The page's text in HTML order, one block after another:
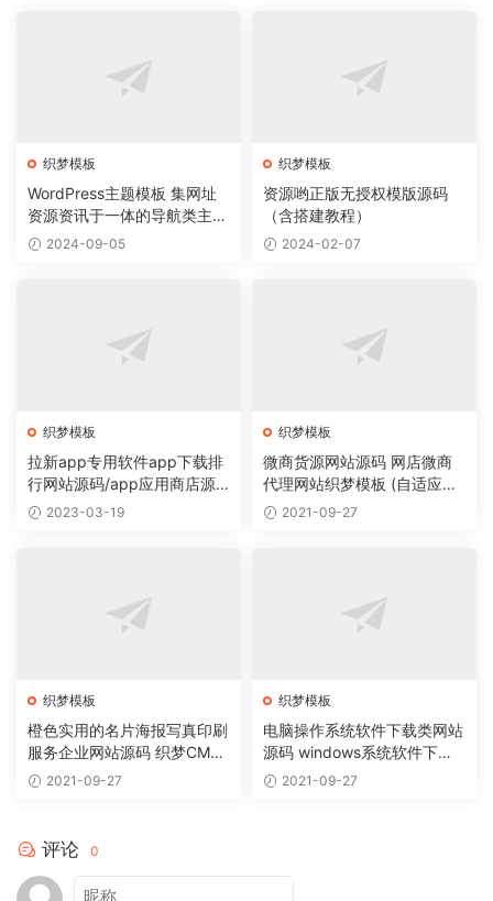
织梦模板
WordPress主题模板 集网址
资源资讯于一体的导航类主题
导航主题垂直行业模板
2024-09-05
织梦模板
资源哟正版无授权模版源码
（含搭建教程）
2024-02-07
织梦模板
拉新app专用软件app下载排
行网站源码/app应用商店源
码 2023-03-19
织梦模板
微商货源网站源码 网店微商
代理网站织梦模板 (自适应手
机版)2021-09-27
织梦模板
橙色实用的名片海报写真印刷
服务企业网站源码 织梦CMS
模板2021-09-27
织梦模板
电脑操作系统软件下载类网站
源码 windows系统软件下载
网站织梦模板
2021-09-27
评论 0